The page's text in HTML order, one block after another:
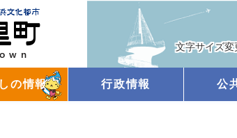
文字サイズ変
の情報 行政情報 公